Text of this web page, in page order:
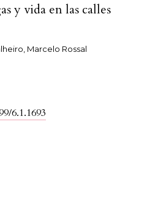
y vida en las calles
Marcelo Rossal
6.1.1693